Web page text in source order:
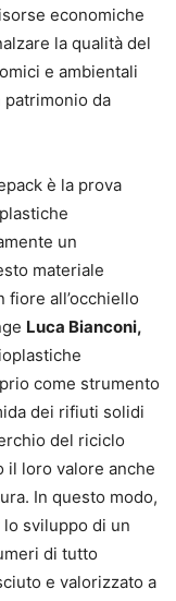
economiche
la qualità del
e ambientali
da
è la prova
un
materiale
fiore all’occhiello
Luca Bianconi,
come strumento
dei rifiuti solidi
del riciclo
il loro valore anche
In questo modo,
sviluppo di un
di tutto
e valorizzato a